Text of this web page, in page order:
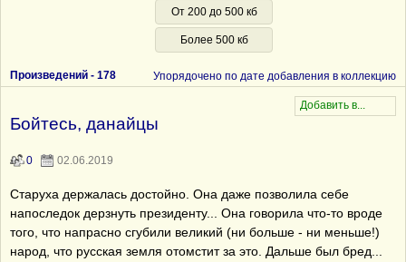
От 200 до 500 кб
Более 500 кб
Произведений - 178 Упорядочено по дате добавления в коллекцию
Бойтесь, данайцы
0 02.06.2019
Старуха держалась достойно. Она даже позволила себе
напоследок дерзнуть президенту... Она говорила что-то вроде
того, что напрасно сгубили великий (ни больше - ни меньше!)
народ, что русская земля отомстит за это. Дальше был бред...